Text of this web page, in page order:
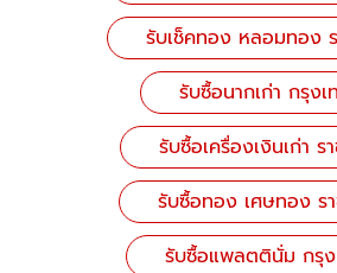
รับเช็คทอง หลอมทอง
รับซื้อนากเก่า กรุงเ
รับซื้อเครื่องเงินเก่า ร
รับซื้อทอง เศษทอง รา
รับซื้อแพลตตินั่ม กรุ